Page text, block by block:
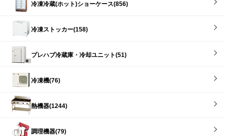
冷凍冷蔵(ホット)ショーケース(856)
冷凍ストッカー(158)
プレハブ冷蔵庫・冷却ユニット(51)
冷凍機(76)
熱機器(1244)
調理機器(79)